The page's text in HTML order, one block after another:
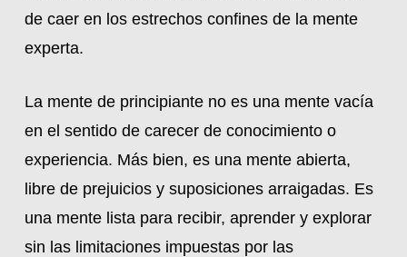
de caer en los estrechos confines de la mente
experta.
La mente de principiante no es una mente vacía
en el sentido de carecer de conocimiento o
experiencia. Más bien, es una mente abierta,
libre de prejuicios y suposiciones arraigadas. Es
una mente lista para recibir, aprender y explorar
sin las limitaciones impuestas por las